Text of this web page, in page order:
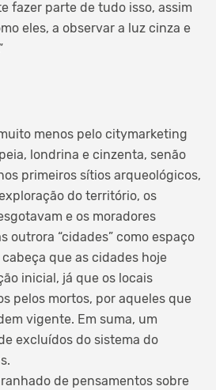
fazer parte de tudo isso, assim
eles, a observar a luz cinza e
menos pelo citymarketing
londrina e cinzenta, senão
primeiros sítios arqueológicos,
do território, os
e os moradores
outrora “cidades” como espaço
que as cidades hoje
inicial, já que os locais
pelos mortos, por aqueles que
vigente. Em suma, um
excluídos do sistema do
de pensamentos sobre